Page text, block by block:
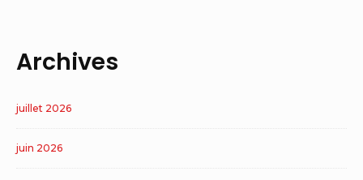
Archives
juillet 2026
juin 2026